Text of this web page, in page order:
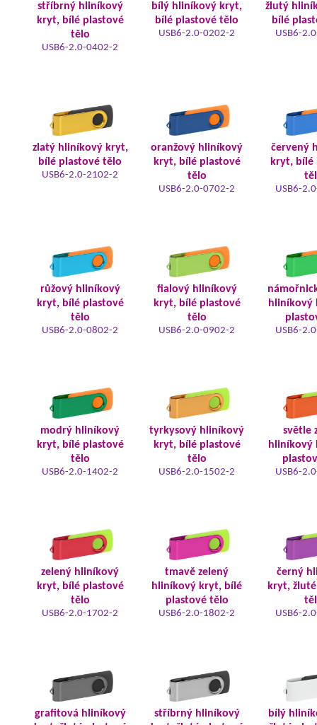
stříbrný hliníkový
kryt, bílé plastové
tělo
USB6-2.0-0402-2
bílý hliníkový kryt,
bílé plastové tělo
USB6-2.0-0202-2
žlutý
bílé
USB6-
zlatý hliníkový kryt,
bílé plastové tělo
USB6-2.0-2102-2
oranžový hliníkový
kryt, bílé plastové
tělo
USB6-2.0-0702-2
červený
kryt, bílé
USB6-
růžový hliníkový
kryt, bílé plastové
tělo
USB6-2.0-0802-2
fialový hliníkový
kryt, bílé plastové
tělo
USB6-2.0-0902-2
hliníkový
USB6-
modrý hliníkový
kryt, bílé plastové
tělo
USB6-2.0-1402-2
tyrkysový hliníkový
kryt, bílé plastové
tělo
USB6-2.0-1502-2
světle
hliníkový
USB6-
zelený hliníkový
kryt, bílé plastové
tělo
USB6-2.0-1702-2
tmavě zelený
hliníkový kryt, bílé
plastové tělo
USB6-2.0-1802-2
černý
kryt,
USB6-
grafitová hliníkový
stříbrný hliníkový
bílý